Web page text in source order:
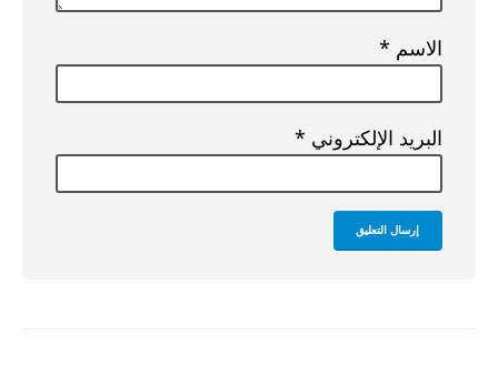
الاسم *
البريد الإلكتروني *